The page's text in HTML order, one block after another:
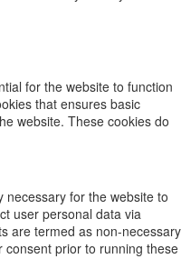
for the website to function
that ensures basic
website. These cookies do
necessary for the website to
user personal data via
are termed as non-necessary
prior to running these